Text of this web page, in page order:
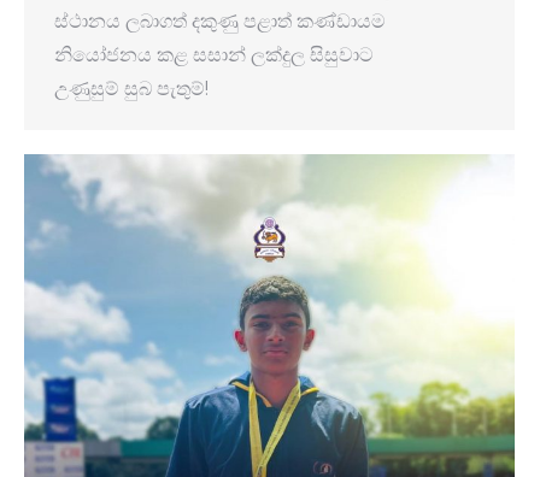
ස්ථානය ලබාගත් දකුණු පළාත් කණ්ඩායම
නියෝජනය කළ සසාන් ලක්දුල සිසුවාට
උණුසුම් සුබ පැතුම්!